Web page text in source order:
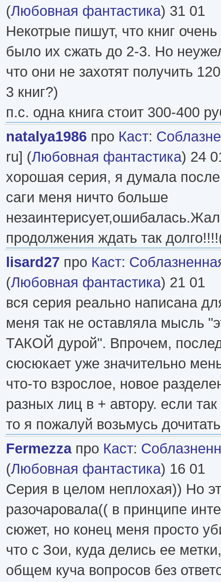
(Любовная фантастика) 31 01
Некотрые пишут, что книг
было их сжать до 2-3. Но
что они не захотят получить
3 книг?)
п.с. одна книга стоит 300-400
natalya1986 про Каст:
ru] (Любовная фантастика) 24
хорошая серия, я думала
саги меня ничто больше
продолжения ждать так
lisard27 про Каст:
(Любовная фантастика) 21 01
вся серия реально написана
меня так не оставляла мысль
ТАКОЙ дурой". Впрочем,
сюсюкает уже значительно
что-то взрослое, новое
разных лиц в + автору. если
то я пожалуй возьмусь
Fermezzaпро Каст:
(Любовная фантастика) 16 01
Серия в целом неплохая)) Но
разочаровала(( в принципе
сюжет, но конец меня просто
что с Зои, куда делись ее
общем куча вопросов без